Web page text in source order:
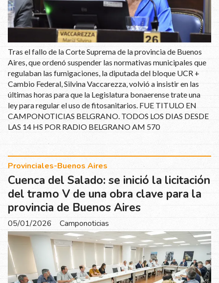
Tras el fallo de la Corte Suprema de la provincia de Buenos
Aires, que ordenó suspender las normativas municipales que
regulaban las fumigaciones, la diputada del bloque UCR +
Cambio Federal, Silvina Vaccarezza, volvió a insistir en las
últimas horas para que la Legislatura bonaerense trate una
ley para regular el uso de fitosanitarios. FUE TITULO EN
CAMPONOTICIAS BELGRANO. TODOS LOS DIAS DESDE
LAS 14 HS POR RADIO BELGRANO AM 570
Cuenca del Salado: se inició la licitación
del tramo V de una obra clave para la
provincia de Buenos Aires
Camponoticias
Provinciales-Buenos Aires
05/01/2026